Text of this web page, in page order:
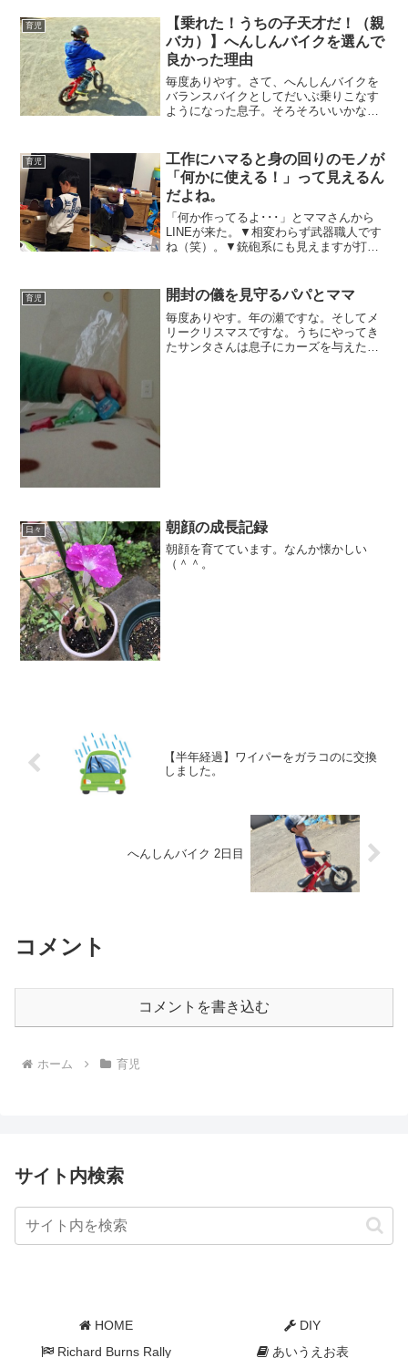
イシ（石）ハッパ（葉っぱ）ピ...
育児
【乗れた！うちの子天才だ！（親
バカ）】へんしんバイクを選んで
良かった理由
毎度ありやす。さて、へんしんバイクを
バランスバイクとしてだいぶ乗りこなす
ようになった息子。そろそろいいかな？
サクサク進むと思いきや、途中で手順が
違う事に気が付き･･･、...
育児
工作にハマると身の回りのモノが
「何かに使える！」って見えるん
だよね。
「何か作ってるよ･･･」とママさんから
LINEが来た。▼相変わらず武器職人です
ね（笑）。▼銃砲系にも見えますが打撃
スロットに別パーツをセット。▼奥まで
挿し込んだら4つあ...
育児 開封の儀を見守るパパとママ
毎度ありやす。年の瀬ですな。そしてメ
リークリスマスですな。うちにやってき
たサンタさんは息子にカーズを与えたよ
日々 朝顔の成長記録
朝顔を育てています。なんか懐かしい
（＾＾。
【半年経過】ワイパーをガラコのに交換
しました。
へんしんバイク 2日目
コメント
コメントを書き込む
ホーム 育児
サイト内検索
HOME
DIY
Richard Burns Rally
あいうえお表